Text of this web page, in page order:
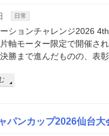
日常
ションチャレンジ2026
軸モーター限定で開催さ
勝まで進んだものの、表
パンカップ2026仙台大